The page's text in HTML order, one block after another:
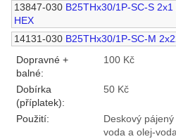
13847-030 B25THx30/1P-SC-S
HEX
14131-030 B25THx30/1P-SC-M
Dopravné +
balné:
100 Kč
Dobírka
(příplatek):
50 Kč
Použití:
Deskový
voda a olej-